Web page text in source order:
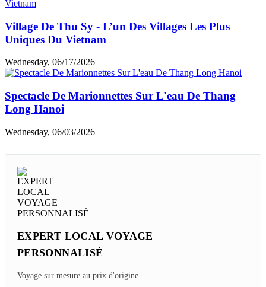
Village De Thu Sy - L’un Des Villages Les Plus
Uniques Du Vietnam
Wednesday, 06/17/2026
Spectacle De Marionnettes Sur L'eau De Thang
Long Hanoi
Wednesday, 06/03/2026
EXPERT LOCAL VOYAGE
PERSONNALISÉ
Voyage sur mesure au prix d'origine